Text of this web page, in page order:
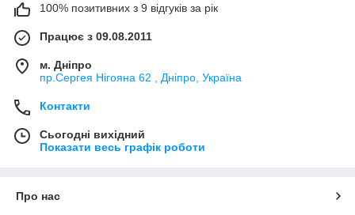
100% позитивних з 9 відгуків за рік
Працює з 09.08.2011
м. Дніпро
пр.Сергея Нігояна 62 , Дніпро, Україна
Контакти
Сьогодні вихідний
Показати весь графік роботи
Про нас